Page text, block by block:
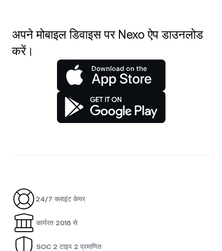
अपने मोबाइल डिवाइस पर Nexo ऐप डाउनलोड
करें।
24/7 क्लाइंट केयर
कार्यरत 2018 से
SOC 2 टाइप 2 प्रमाणित